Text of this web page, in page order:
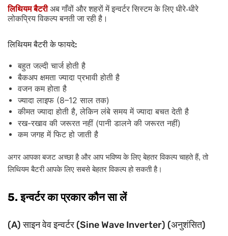
लिथियम बैटरी अब गाँवों और शहरों में इन्वर्टर सिस्टम के लिए धीरे-धीरे
लोकप्रिय विकल्प बनती जा रही है।
लिथियम बैटरी के फायदे:
बहुत जल्दी चार्ज होती है
बैकअप क्षमता ज्यादा प्रभावी होती है
वजन कम होता है
ज्यादा लाइफ (8–12साल तक)
कीमत ज्यादा होती है,लेकिन लंबे समय में ज्यादा बचत देती है
रख-रखाव की जरूरत नहीं(पानी डालने की जरूरत नहीं)
कम जगह में फिट हो जाती है
अगर आपका बजट अच्छा है और आप भविष्य के लिए बेहतर विकल्प चाहते हैं, तो
लिथियम बैटरी आपके लिए सबसे बेहतर विकल्प हो सकती है।
5.इन्वर्टर का प्रकार कौन सा लें
(A)साइन वेव इन्वर्टर (Sine Wave Inverter) (अनुशंसित)